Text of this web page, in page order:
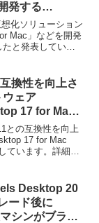
発する
化ソリューション
Mac」などを開発
と発表していま
換性を向上さ
ウェア
17 for Mac
ートがリリー
との互換性を向上
17 for Mac
ています。詳細は
Desktop 20
ード後に
シンがブラッ